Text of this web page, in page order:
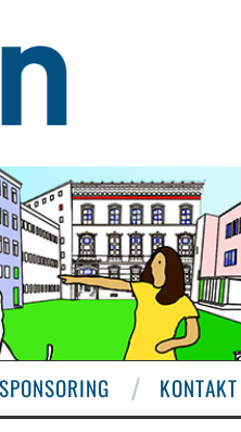
SPONSORING KONTAKT